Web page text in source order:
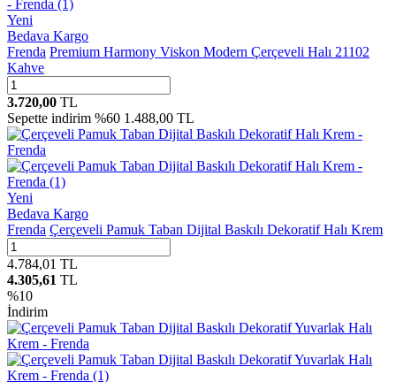
Yeni
Bedava Kargo
Frenda Premium Harmony Viskon Modern Çerçeveli Halı 21102
Kahve
3.720,00 TL
Sepette indirim %60 1.488,00 TL
Yeni
Bedava Kargo
Frenda Çerçeveli Pamuk Taban Dijital Baskılı Dekoratif Halı Krem
4.784,01 TL
4.305,61 TL
%10
İndirim